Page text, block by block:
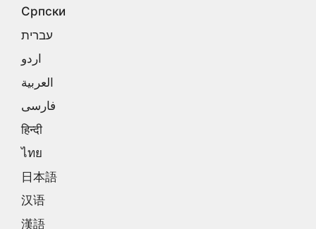
Српски
עברית
اردو
العربية
فارسی
हिन्दी
ไทย
日本語
汉语
漢語